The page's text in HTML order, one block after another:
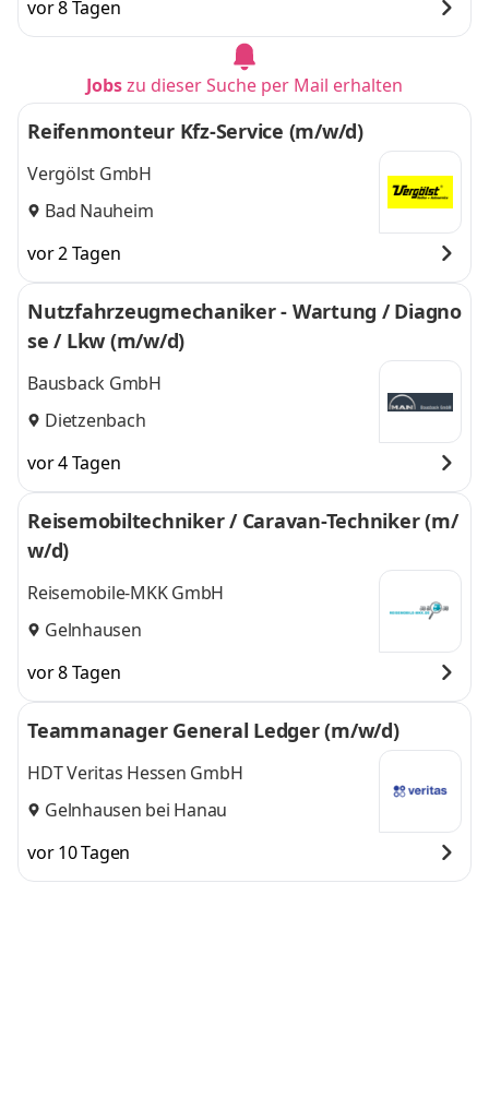
vor 8 Tagen
Jobszu dieser Suche per Mail erhalten
Reifenmonteur Kfz-Service (m/w/d)
Vergölst GmbH
Bad Nauheim
vor 2 Tagen
Nutzfahrzeugmechaniker - Wartung / Diagno
se / Lkw (m/w/d)
Bausback GmbH
Dietzenbach
vor 4 Tagen
Reisemobiltechniker / Caravan-Techniker (m/
w/d)
Reisemobile-MKK GmbH
Gelnhausen
vor 8 Tagen
Teammanager General Ledger (m/w/d)
HDT Veritas Hessen GmbH
Gelnhausen bei Hanau
vor 10 Tagen